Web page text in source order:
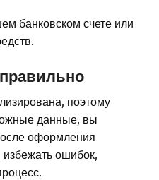
банковском счете или
поэтому
данные, вы
оформления
избежать ошибок,